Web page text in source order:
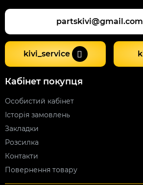
partskivi@gmail.com
kivi_service
Кабінет покупця
Особистий кабінет
Історія замовлень
Закладки
Розсилка
Контакти
Повернення товару